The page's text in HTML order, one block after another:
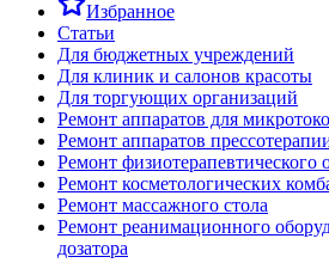
Избранное
Статьи
Для бюджетных учреждений
Для клиник и салонов красоты
Для торгующих организаций
Ремонт аппаратов для
Ремонт аппаратов
Ремонт физиотерапевтического
Ремонт косметологических
Ремонт массажного стола
Ремонт реанимационного
дозатора